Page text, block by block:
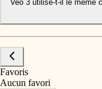
Veo 3 utilise-t-il le meme
Favoris
Aucun favori